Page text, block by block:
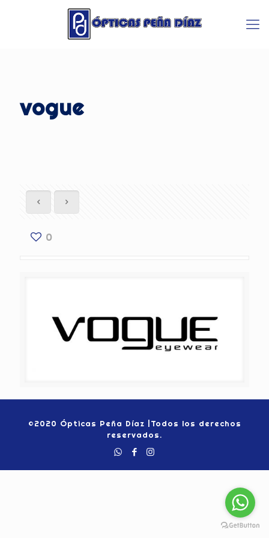
vogue
0
©2020 Ópticas Peña Díaz |Todos los derechos
reservados.